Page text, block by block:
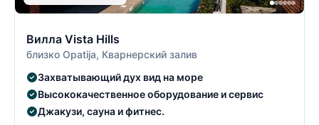
Вилла Vista Hills
близко Opatija, Кварнерский залив
Захватывающий дух вид на море
Высококачественное оборудование и сервис
Джакузи, сауна и фитнес.